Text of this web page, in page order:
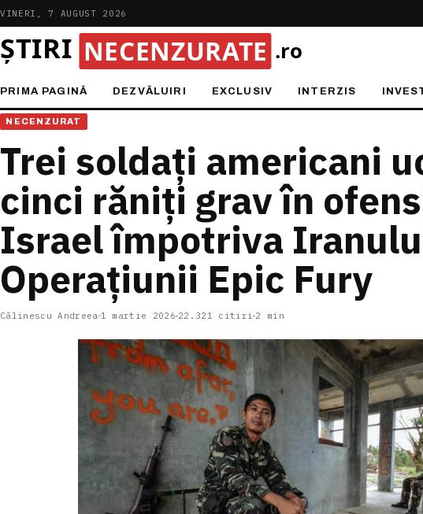
VINERI, 7 AUGUST 2026
PRIMA PAGINĂ DEZVĂLUIRI EXCLUSIV INTERZIS
NECENZURAT
Trei soldați americani
cinci răniți grav în
Israel împotriva
Operațiunii Epic Fury
Călinescu Andreea 1 martie 2026 22.321 citiri 2 min